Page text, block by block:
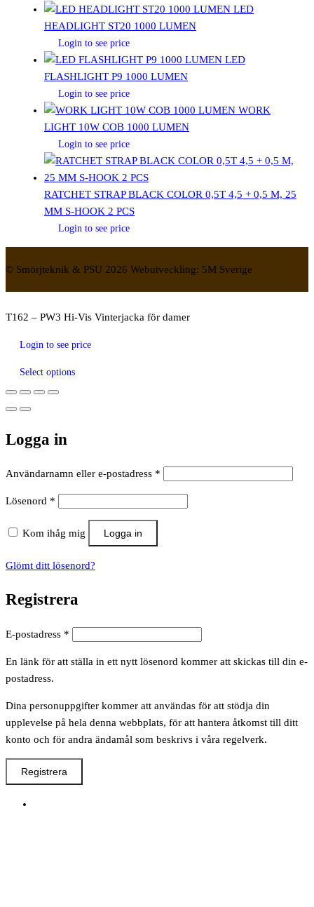
LED
HEADLIGHT ST20 1000 LUMEN
Login to see price
LED
FLASHLIGHT P9 1000 LUMEN
Login to see price
WORK
LIGHT 10W COB 1000 LUMEN
Login to see price
RATCHET STRAP BLACK COLOR 0,5T 4,5 + 0,5 M, 25
MM S-HOOK 2 PCS
Login to see price
© Smörjteknik & PSU 2026 Webutveckling: 5M Sverige
T162 – PW3 Hi-Vis Vinterjacka för damer
Login to see price
Select options
Logga in
Användarnamn eller e-postadress *
Lösenord *
Kom ihåg mig Logga in
Glömt ditt lösenord?
Registrera
E-postadress *
En länk för att ställa in ett nytt lösenord kommer att skickas till din e-
postadress.
Dina personuppgifter kommer att användas för att stödja din
upplevelse på hela denna webbplats, för att hantera åtkomst till ditt
konto och för andra ändamål som beskrivs i våra regelverk.
Registrera